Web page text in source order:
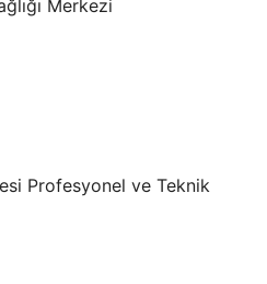
Merkezi
Profesyonel ve Teknik